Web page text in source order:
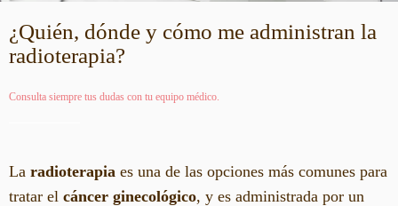
¿Quién, dónde y cómo me administran la
radioterapia?
Consulta siempre tus dudas con tu equipo médico.
La radioterapia es una de las opciones más comunes para
tratar el cáncer ginecológico, y es administrada por un